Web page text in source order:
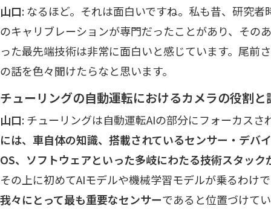
山口: なるほど。それは面白いですね。私も昔、研究
のキャリブレーションが専門だったことがあり、その
った最先端技術は非常に面白いと感じています。尾前
の話を色々聞けたらなと思います。
チューリングの自動運転におけるカメラの役割と
山口: チューリングは自動運転AIの部分にフォーカスさ
には、車自体の知識、搭載されているセンサー・デバ
OS、ソフトウェアといった多岐にわたる技術スタック
その上に初めてAIモデルや機械学習モデルが乗るわけ
我々にとって最も重要なセンサーであると位置づけて